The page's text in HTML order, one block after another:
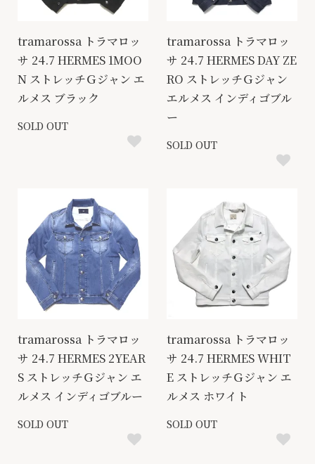
tramarossa トラマロッ
サ 24.7 HERMES 1MOO
N ストレッチＧジャン エ
ルメス ブラック
SOLD OUT
tramarossa トラマロッ
サ 24.7 HERMES DAY ZE
RO ストレッチＧジャン
エルメス インディゴブル
ー
SOLD OUT
tramarossa トラマロッ
サ 24.7 HERMES 2YEAR
S ストレッチＧジャン エ
ルメス インディゴブルー
SOLD OUT
tramarossa トラマロッ
サ 24.7 HERMES WHIT
E ストレッチＧジャン エ
ルメス ホワイト
SOLD OUT